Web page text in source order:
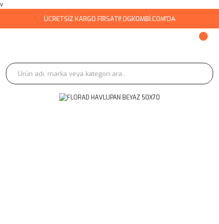
v
ÜCRETSİZ KARGO FIRSATI! DGKOMBİ.COM'DA